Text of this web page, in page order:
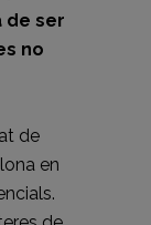
de ser
no
de
en